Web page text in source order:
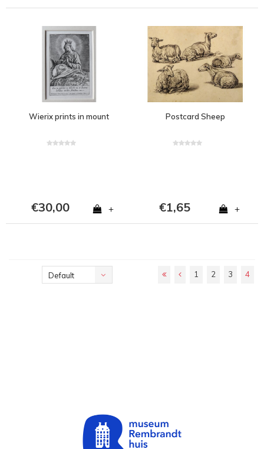
Wierix prints in mount
€30,00 +
Postcard Sheep
€1,65 +
Default 1 2 3 4